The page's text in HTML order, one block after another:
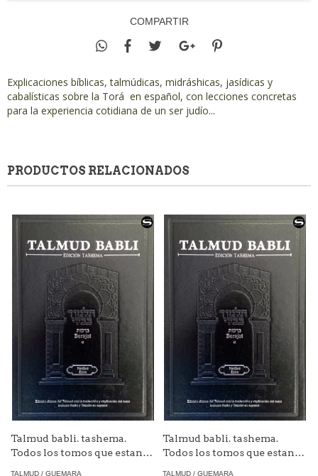
COMPARTIR
Explicaciones bíblicas, talmúdicas, midráshicas, jasídicas y
cabalísticas sobre la Torá en español, con lecciones concretas
para la experiencia cotidiana de un ser judío...
PRODUCTOS RELACIONADOS
Talmud babli. tashema.
Todos los tomos que estan
TALMUD / GUEMARA
Talmud babli. tashema.
Todos los tomos que estan
TALMUD / GUEMARA